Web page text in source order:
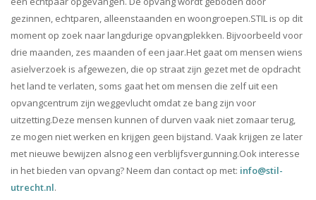
gezinnen, echtparen, alleenstaanden en woongroepen.STIL is op dit
moment op zoek naar langdurige opvangplekken. Bijvoorbeeld voor
drie maanden, zes maanden of een jaar.Het gaat om mensen wiens
asielverzoek is afgewezen, die op straat zijn gezet met de opdracht
het land te verlaten, soms gaat het om mensen die zelf uit een
opvangcentrum zijn weggevlucht omdat ze bang zijn voor
uitzetting.Deze mensen kunnen of durven vaak niet zomaar terug,
ze mogen niet werken en krijgen geen bijstand. Vaak krijgen ze later
met nieuwe bewijzen alsnog een verblijfsvergunning.Ook interesse
in het bieden van opvang? Neem dan contact op met: info@stil-
utrecht.nl.